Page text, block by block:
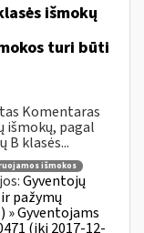
išmokų
turi būti
Komentaras
išmokų, pagal
klasės...
išmokos
Gyventojų
pažymų
» Gyventojams
(iki 2017-12-